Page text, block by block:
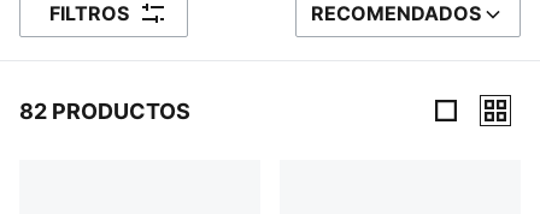
FILTROS ORDENAR POR
RECOMENDADOS
82 PRODUCTOS